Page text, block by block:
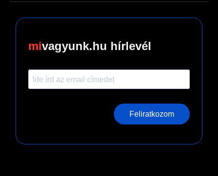
vagyunk.hu hírlevél
Feliratkozom